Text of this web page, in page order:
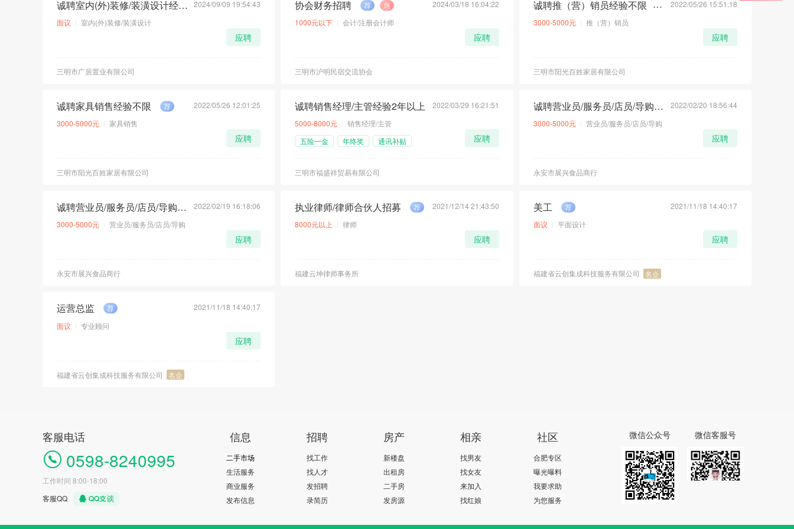
2024/09/09 19:54:43
诚聘室内(外)装修/装潢设计经验2年以上 荐
急
面议
室内(外)装修/装潢设计
应聘
三明市广居置业有限公司
2024/03/18 16:04:22
协会财务招聘 荐
急
1000元以下
会计/注册会计师
应聘
三明市沪明民宿交流协会
2022/05/26 15:51:18
诚聘推（营）销员经验不限
荐
3000-5000元
推（营）销员
应聘
三明市阳光百姓家居有限公司
2022/05/26 12:01:25
诚聘家具销售经验不限
荐
3000-5000元
家具销售
应聘
三明市阳光百姓家居有限公司
2022/03/29 16:21:51
诚聘销售经理/主管经验2年以上
荐
5000-8000元
销售经理/主管
应聘
五险一金 年终奖 通讯补贴
三明市福盛祥贸易有限公司
2022/02/20 18:56:44
诚聘营业员/服务员/店员/导购经验不限
荐
3000-5000元
营业员/服务员/店员/导购
应聘
永安市展兴食品商行
2022/02/19 16:18:06
诚聘营业员/服务员/店员/导购经验不限
荐
3000-5000元
营业员/服务员/店员/导购
应聘
永安市展兴食品商行
2021/12/14 21:43:50
执业律师/律师合伙人招募
荐
8000元以上
律师
应聘
福建云坤律师事务所
2021/11/18 14:40:17
美工
荐
面议
平面设计
应聘
福建省云创集成科技服务有限公司 名企
2021/11/18 14:40:17
运营总监
荐
面议
专业顾问
应聘
福建省云创集成科技服务有限公司 名企
客服电话
0598-8240995
工作时间 8:00-18:00
客服QQ
信息
二手市场
生活服务
商业服务
发布信息
招聘
找工作
找人才
发招聘
录简历
房产
新楼盘
出租房
二手房
发房源
相亲
找男友
找女友
来加入
找红娘
社区
合肥专区
曝光曝料
我要求助
为您服务
微信公众号 微信客服号